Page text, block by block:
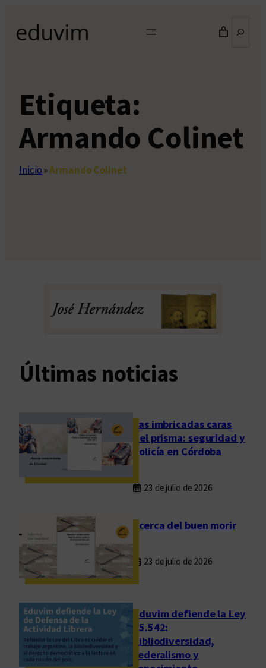
contenido
Etiqueta:
Armando Colinet
Inicio»Armando Colinet
Últimas noticias
Las imbricadas caras
del prisma: seguridad y
policía en Córdoba
23 de julio de 2026
Acerca del buen morir
23 de julio de 2026
Eduvim defiende la Ley
25.542:
bibliodiversidad,
federalismo y